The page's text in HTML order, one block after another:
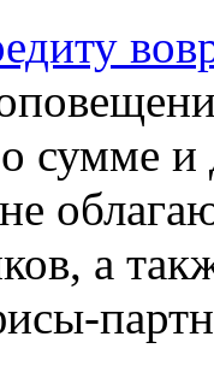
сумме и
а